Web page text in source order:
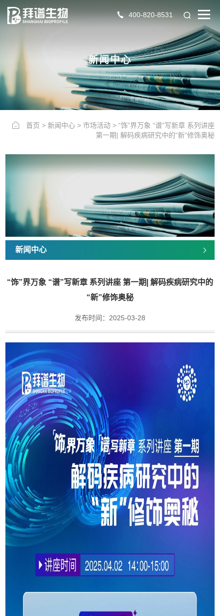
400-820-8531
NEWS CENTER
新闻中心
首页 > 新闻中心> 市场活动> “饰”界万象 “谱”写新章 系列讲座
第一期| 解码疾病研究中的“新”修饰奥秘
新闻中心
“饰”界万象 “谱”写新章 系列讲座 第一期| 解码疾病研究中的
“新”修饰奥秘
发布时间：2025-03-28